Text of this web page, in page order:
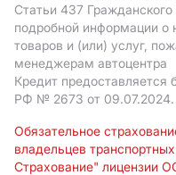
Статьи 437
подробной информации о
товаров и (или) услуг,
менеджерам автоцентра
Кредит предоставляется
РФ № 2673 от 09.07.2024.
Обязательное
владельцев
Страхование" лицензии